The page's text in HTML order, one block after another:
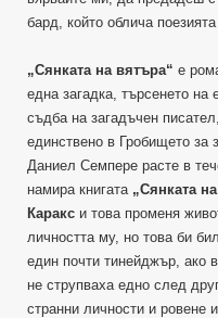
бард, който облича
„Сянката на вятъра“ е
една загадка, търсенето на
съдба на загадъчен
единствено в Гробището за
Даниел Семпере расте в
намира книгата „Сянката
Каракс и това променя
личността му, но това би
един почти тинейджър, ако
не струпваха едно след
странни личности и ровене